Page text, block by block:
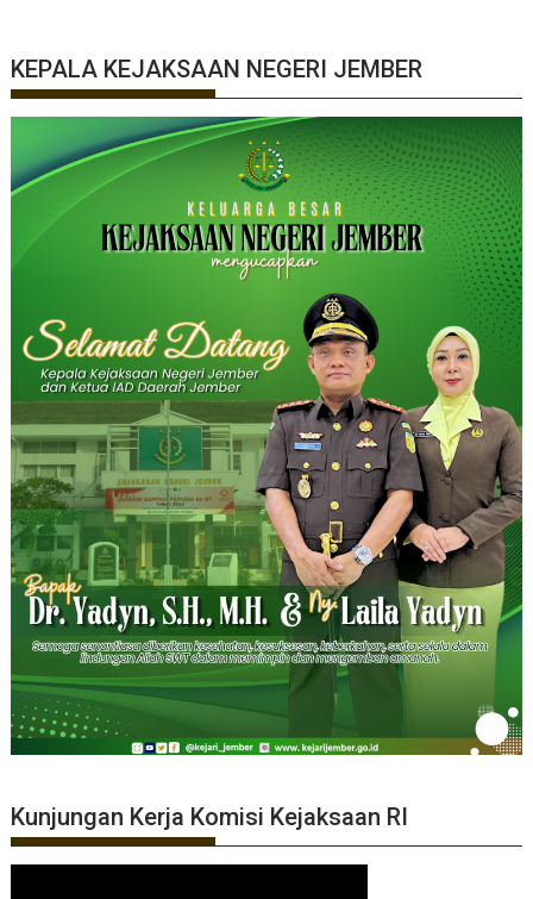
KEPALA KEJAKSAAN NEGERI JEMBER
Kunjungan Kerja Komisi Kejaksaan RI